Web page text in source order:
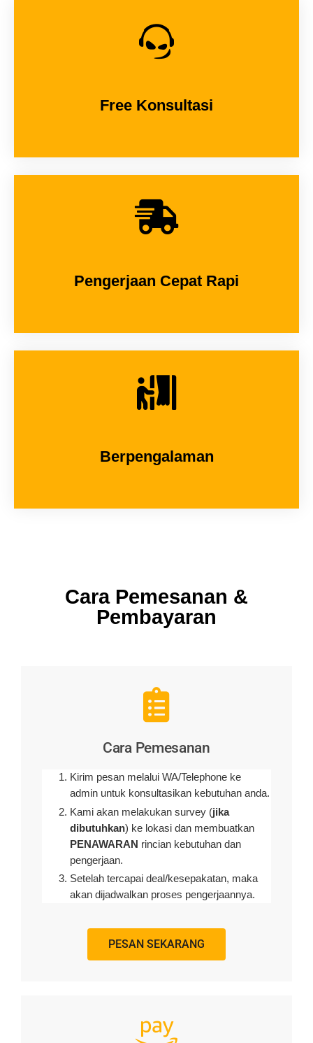
Free Konsultasi
Pengerjaan Cepat Rapi
Berpengalaman
Cara Pemesanan &
Pembayaran
Cara Pemesanan
Kirim pesan melalui WA/Telephone ke
admin untuk konsultasikan kebutuhan anda.
Kami akan melakukan survey (jika
dibutuhkan) ke lokasi dan membuatkan
PENAWARAN rincian kebutuhan dan
pengerjaan.
Setelah tercapai deal/kesepakatan, maka
akan dijadwalkan proses pengerjaannya.
PESAN SEKARANG